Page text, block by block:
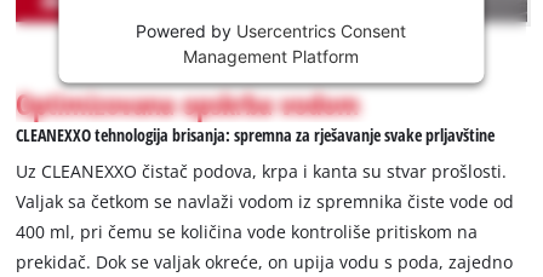
dostupni kao zaseban pribor. Aku čistač podova dolazi bez
baterije ili punjača.
This
is
not
permitted
to
due
to
trackers
Powered by Usercentrics Consent
Management Platform
Optimizovana opskrba vodom
CLEANEXXO tehnologija brisanja: spremna za rješavanje svake prljavštine
Uz CLEANEXXO čistač podova, krpa i kanta su stvar prošlosti.
Valjak sa četkom se navlaži vodom iz spremnika čiste vode od
400 ml, pri čemu se količina vode kontroliše pritiskom na
prekidač. Dok se valjak okreće, on upija vodu s poda, zajedno